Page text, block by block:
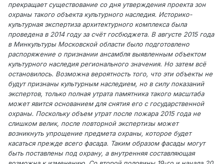
прекращает существование со дня утверждения проекта зон
охраны такого объекта культурного наследия. Историко-
культурная экспертиза архитектурного комплекса была
проведена в 2014 году за счёт госбюджета. В августе 2015 года
в Минкультуры Московской области было подготовлено
распоряжение о признании ансамбля выявленным объектом
культурного наследия регионального значения. Но затем всё
остановилось. Возможна вероятность того, что эти объекты не
будут признаны культурным наследием, но в силу показаний
экспертов, только полная утрата памятника такого масштаба
может явится основанием для снятия его с государственной
охраны. Поскольку объем утрат после пожара 2015 года не
слишком велик, после повторной экспертизы может
возникнуть упрощение предмета охраны, которое будет
касаться прежде всего фасада. Таким образом фасады могут
быть поставлены под охрану, а внутренняя составляющая